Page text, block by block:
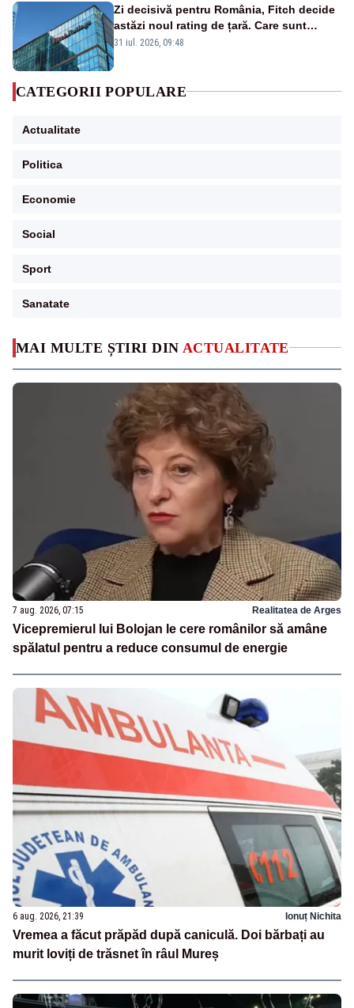
MAI MULTE ȘTIRI DIN ACTUALITATE
7 aug. 2026, 07:15 Realitatea de Arges
Vicepremierul lui Bolojan le cere românilor să amâne
spălatul pentru a reduce consumul de energie
6 aug. 2026, 21:39 Ionuț Nichita
Vremea a făcut prăpăd după caniculă. Doi bărbați au
murit loviți de trăsnet în râul Mureș
Zi decisivă pentru România, Fitch decide
astăzi noul rating de țară. Care sunt
efectele retrogradării la categoria „junk”
31 iul. 2026, 09:48
CATEGORII POPULARE
Actualitate
Politica
Economie
Social
Sport
Sanatate